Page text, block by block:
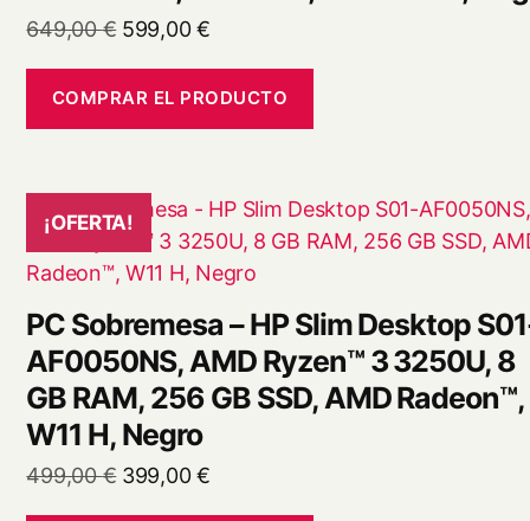
649,00€ El
original
era:
599,00€El
actual
es:
COMPRAR EL PRODUCTO
¡OFERTA!
PC Sobremesa – HP Slim Desktop
AF0050NS, AMD Ryzen™ 3 3250U, 8
GB RAM, 256 GB SSD, AMD Radeon™,
W11 H, Negro
499,00€ El
399,00€El